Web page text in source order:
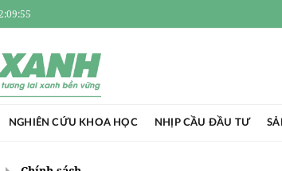
NGHIÊN CỨU KHOA HỌC NHỊP CẦU ĐẦU TƯ